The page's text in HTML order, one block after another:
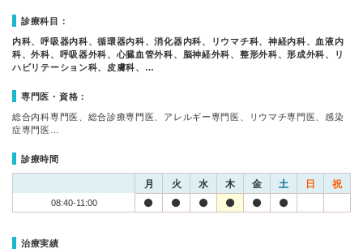
診療科目：
内科、呼吸器内科、循環器内科、消化器内科、リウマチ科、神経内科、血液内
科、外科、呼吸器外科、心臓血管外科、脳神経外科、整形外科、形成外科、リ
ハビリテーション科、皮膚科、…
専門医・資格：
総合内科専門医、総合診療専門医、アレルギー専門医、リウマチ専門医、感染
症専門医…
診療時間
月 火 水 木 金 土 日 祝
08:40-11:00
治療実績